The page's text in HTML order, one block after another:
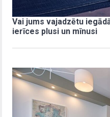
Vai jums vajadzētu
ierīces plusi un mīnusi